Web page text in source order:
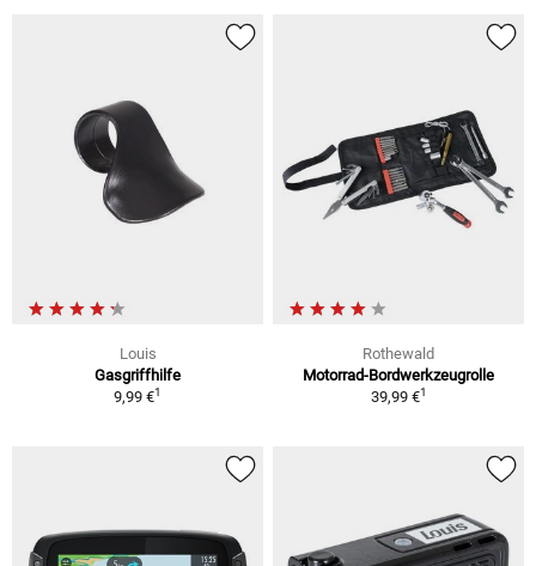
Louis
Gasgriffhilfe
9,99 €1
Rothewald
Motorrad-Bordwerkzeugrolle
39,99 €1